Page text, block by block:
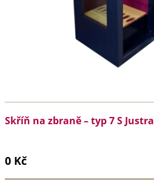
Skříň na zbraně – typ 7 S Justra
0 Kč